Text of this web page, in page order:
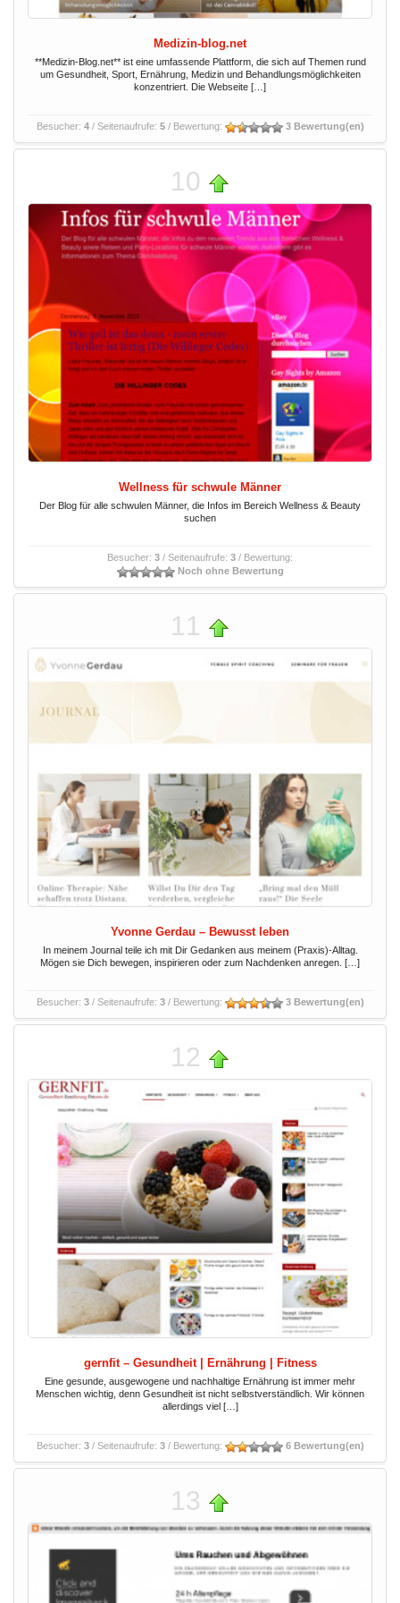
Medizin-blog.net
**Medizin-Blog.net** ist eine umfassende Plattform, die sich auf Themen rund
um Gesundheit, Sport, Ernährung, Medizin und Behandlungsmöglichkeiten
konzentriert. Die Webseite […]
Besucher: 4/ Seitenaufrufe: 5/ Bewertung: 3 Bewertung(en)
10
Wellness für schwule Männer
Der Blog für alle schwulen Männer, die Infos im Bereich Wellness & Beauty
suchen
Besucher: 3 / Seitenaufrufe: 3 / Bewertung:
Noch ohne Bewertung
11
Yvonne Gerdau – Bewusst leben
In meinem Journal teile ich mit Dir Gedanken aus meinem (Praxis)-Alltag.
Mögen sie Dich bewegen, inspirieren oder zum Nachdenken anregen. […]
Besucher: 3/ Seitenaufrufe: 3/ Bewertung: 3 Bewertung(en)
12
gernfit – Gesundheit | Ernährung | Fitness
Eine gesunde, ausgewogene und nachhaltige Ernährung ist immer mehr
Menschen wichtig, denn Gesundheit ist nicht selbstverständlich. Wir können
allerdings viel […]
Besucher: 3/ Seitenaufrufe: 3/ Bewertung: 6 Bewertung(en)
13